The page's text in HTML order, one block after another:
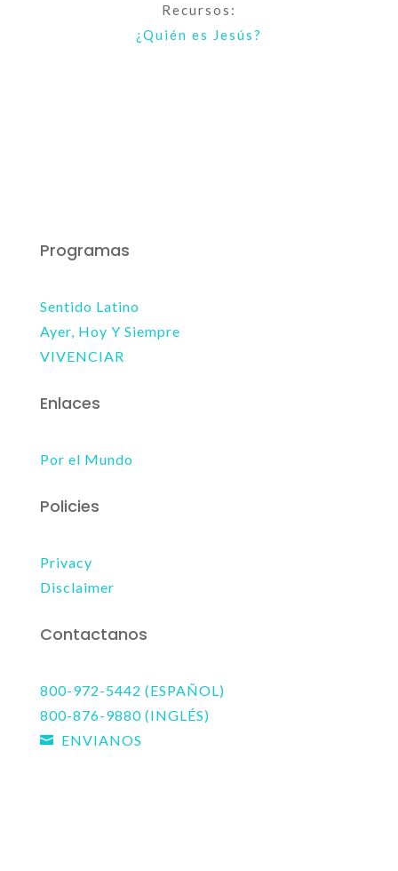
Recursos:
¿Quién es Jesús?
Programas
Sentido Latino
Ayer, Hoy Y Siempre
VIVENCIAR
Enlaces
Por el Mundo
Policies
Privacy
Disclaimer
Contactanos
800-972-5442 (ESPAÑOL)
800-876-9880 (INGLÉS)
 ENVIANOS